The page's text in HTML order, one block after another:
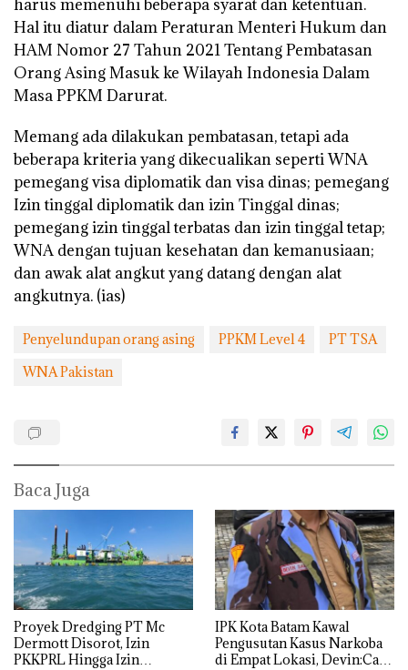
harus memenuhi beberapa syarat dan ketentuan.
Hal itu diatur dalam Peraturan Menteri Hukum dan
HAM Nomor 27 Tahun 2021 Tentang Pembatasan
Orang Asing Masuk ke Wilayah Indonesia Dalam
Masa PPKM Darurat.
Memang ada dilakukan pembatasan, tetapi ada
beberapa kriteria yang dikecualikan seperti WNA
pemegang visa diplomatik dan visa dinas; pemegang
Izin tinggal diplomatik dan izin Tinggal dinas;
pemegang izin tinggal terbatas dan izin tinggal tetap;
WNA dengan tujuan kesehatan dan kemanusiaan;
dan awak alat angkut yang datang dengan alat
angkutnya. (ias)
Penyelundupan orang asing PPKM Level 4
PT TSA
WNA Pakistan
Baca Juga
Proyek Dredging PT Mc
Dermott Disorot, Izin
PKKPRL Hingga Izin
IPK Kota Batam Kawal
Pengusutan Kasus Narkoba
di Empat Lokasi, Devin:Cari